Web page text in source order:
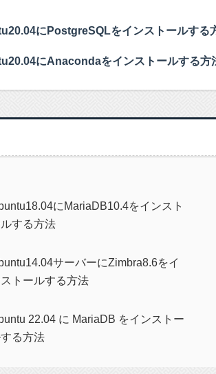
にPostgreSQLをインストールする
にAnacondaをインストールする方
にMariaDB10.4をインスト
する方法
サーバーにZimbra8.6をイ
トールする方法
22.04 に MariaDB をインストー
る方法